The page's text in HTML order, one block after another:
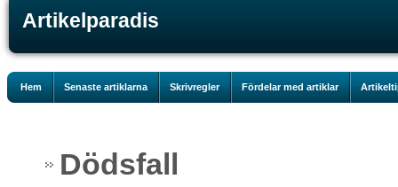
Artikelparadis
Hem Senaste artiklarna Skrivregler Fördelar med artiklar
Dödsfall